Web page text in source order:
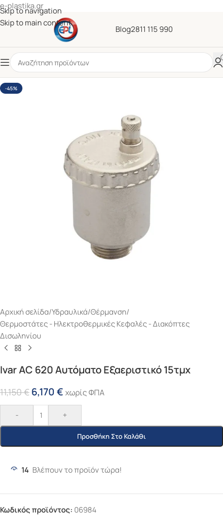
e-plastika.gr
Skip to navigation
Skip to main content
Blog2811 115 990
-45%
Αρχική σελίδα/Υδραυλικά/Θέρμανση/
Θερμοστάτες - Ηλεκτροθερμικές Κεφαλές - Διακόπτες
Δισωληνίου
Ivar AC 620 Αυτόματο Εξαεριστικό 15τμχ
11,150€ 6,170€ χωρίς ΦΠΑ
- +
Προσθήκη Στο Καλάθι
14 Βλέπουν το προϊόν τώρα!
Κωδικός προϊόντος: 06984